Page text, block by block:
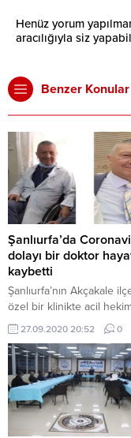
Henüz yorum
aracılığıyla siz
Benzer Konular
Şanlıurfa’da
dolayı bir doktor
kaybetti
Şanlıurfa’nın Akçakale
özel bir klinikte acil
görev yapan Azeri asıllı bir
dooktor Coronavirus’ten
vefat etti.
27.09.2020 20:52 0